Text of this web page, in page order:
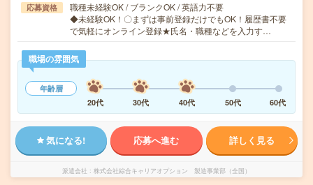
応募資格
職種未経験OK / ブランクOK / 英語力不要
◆未経験OK！〇まずは事前登録だけでもOK！履歴書不要
で気軽にオンライン登録★氏名・職種などを入力す…
職場の雰囲気
年齢層
20代
30代 40代 50代 60代
気になる! 応募へ進む 詳しく見る
派遣会社 株式会社綜合キャリアオプション 製造事業部（全国）